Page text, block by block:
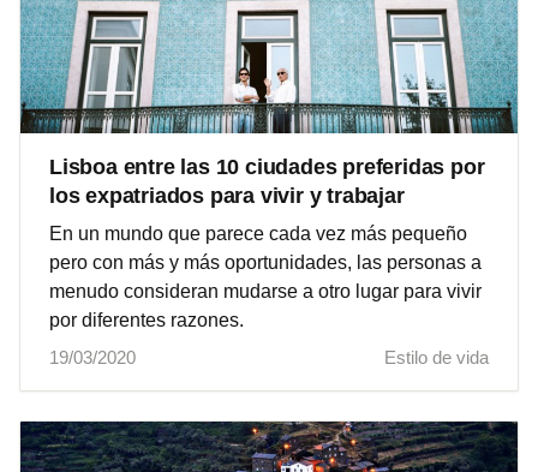
Lisboa entre las 10 ciudades preferidas por
los expatriados para vivir y trabajar
En un mundo que parece cada vez más pequeño
pero con más y más oportunidades, las personas a
menudo consideran mudarse a otro lugar para vivir
por diferentes razones.
19/03/2020
Estilo de vida